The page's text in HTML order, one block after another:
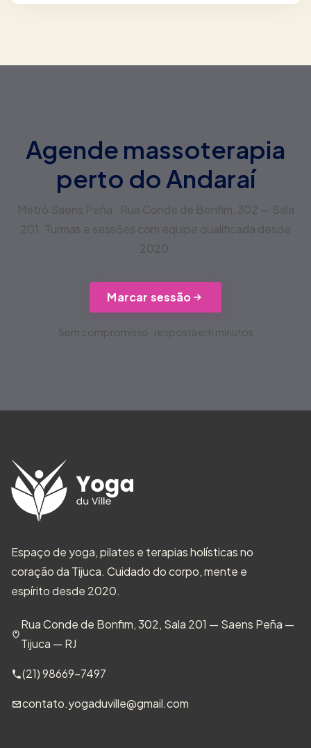
Agende massoterapia
perto do Andaraí
Metrô Saens Peña · Rua Conde de Bonfim, 302 — Sala
201. Turmas e sessões com equipe qualificada desde
2020.
Marcar sessão
Sem compromisso · resposta em minutos
Espaço de yoga, pilates e terapias holísticas no
coração da Tijuca. Cuidado do corpo, mente e
espírito desde 2020.
Rua Conde de Bonfim, 302, Sala 201 — Saens Peña —
Tijuca — RJ
(21) 98669-7497
contato.yogaduville@gmail.com